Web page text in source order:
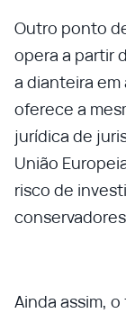
Outro ponto
opera a partir
a dianteira
oferece a
jurídica de
União
risco de
Ainda assim,